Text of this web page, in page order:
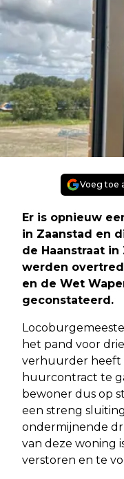
Voeg toe
Er is opnieuw
in Zaanstad en
de Haanstraat
werden
en de Wet
geconstateerd.
het pand voor
verhuurder heeft
huurcontract te
bewoner dus op
een streng
ondermijnende
van deze woning
verstoren en te